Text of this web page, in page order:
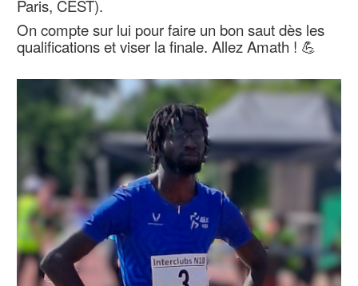
Paris, CEST).
On compte sur lui pour faire un bon saut dès les
qualifications et viser la finale. Allez Amath ! 💪